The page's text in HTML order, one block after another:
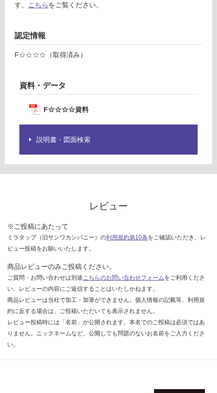
対
い
す。
こちらをご覧ください。
認定情報
F☆☆☆☆（取得済み）
資料・データ
F☆☆☆☆資料
説明書・図面検索
レビュー
※ご投稿にあたって
ミラタップ（旧サンワカンパニー）の利用規約第10条をご確認いただき、レ
ビュー投稿をお願いいたします。
商品レビューのみご投稿ください。
ご質問・お問い合わせは別途 こちらのお問い合わせフォームをご利用くださ
い。レビューの内容にご返信することはいたしかねます。
商品レビューは当社で加工・加筆ができません。個人情報の記載等、利用規
約に反する場合は、ご投稿いただいても表示されません。
レビュー投稿時には「名前」が公開されます。本名でのご投稿は必須ではあ
りません。ニックネームなど、公開しても問題のないお名前をご入力くださ
い。